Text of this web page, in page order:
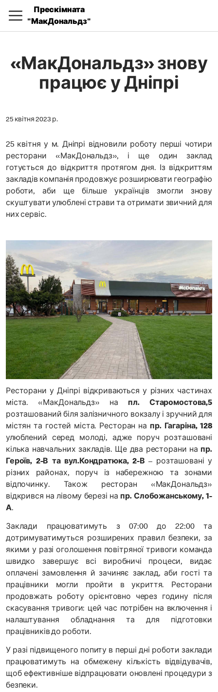
Прескімната
"МакДональдз"
«МакДональдз» знову
працює у Дніпрі
25 квітня 2023 р.
25 квітня у м. Дніпрі відновили роботу перші чотири
ресторани «МакДональдз», і ще один заклад
готується до відкриття протягом дня. Із відкриттям
закладів компанія продовжує розширювати географію
роботи, аби ще більше українців змогли знову
скуштувати улюблені страви та отримати звичний для
них сервіс.
Ресторани у Дніпрі відкриваються у різних частинах
міста. «МакДональдз» на пл. Старомостова,5
розташований біля залізничного вокзалу і зручний для
містян та гостей міста. Ресторан на пр. Гагаріна, 128
улюблений серед молоді, адже поруч розташовані
кілька навчальних закладів. Ще два ресторани на пр.
Героїв, 2-В та вул.Кондратюка, 2-В – розташовані у
різних районах, поруч із набережною та зонами
відпочинку. Також ресторан «МакДональдз»
відкрився на лівому березі на пр. Слобожанському, 1-
А.
Заклади працюватимуть з 07:00 до 22:00 та
дотримуватимуться розширених правил безпеки, за
якими у разі оголошення повітряної тривоги команда
швидко завершує всі виробничі процеси, видає
оплачені замовлення й зачиняє заклад, аби гості та
працівники могли пройти в укриття. Ресторани
продовжать роботу орієнтовно через годину після
скасування тривоги: цей час потрібен на включення і
налаштування обладнання та для підготовки
працівників до роботи.
У разі підвищеного попиту в перші дні роботи заклади
працюватимуть на обмежену кількість відвідувачів,
щоб ефективніше відпрацювати оновлені процедури з
безпеки.